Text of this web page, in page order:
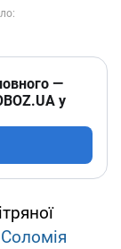
—
у
Соломія